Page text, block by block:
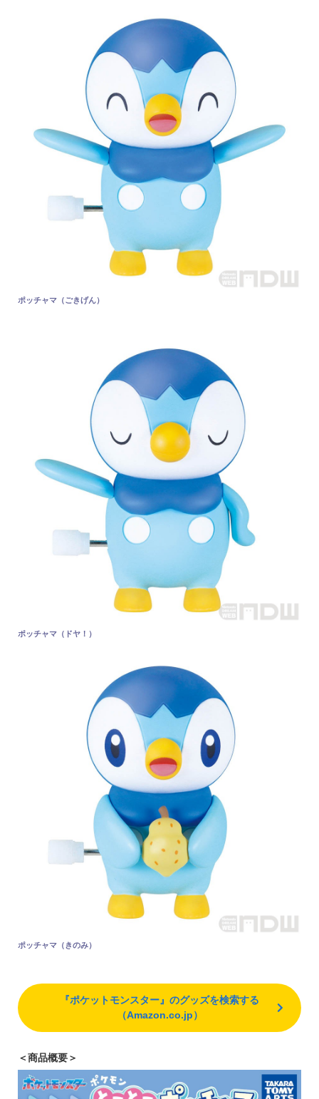
ポッチャマ（ごきげん）
ポッチャマ（ドヤ！）
ポッチャマ（きのみ）
『ポケットモンスター』のグッズを検索する
（Amazon.co.jp）
＜商品概要＞